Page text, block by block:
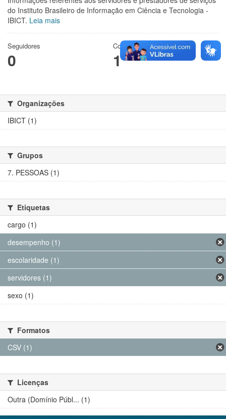
do Instituto Brasileiro de Informação em Ciência e Tecnologia -
IBICT. Leia mais
Seguidores
0
Conjuntos de dados
1
Organizações
IBICT (1)
Grupos
7. PESSOAS (1)
Etiquetas
cargo (1)
desempenho (1)
escolaridade (1)
servidores (1)
sexo (1)
Formatos
CSV (1)
Licenças
Outra (Domínio Públ... (1)